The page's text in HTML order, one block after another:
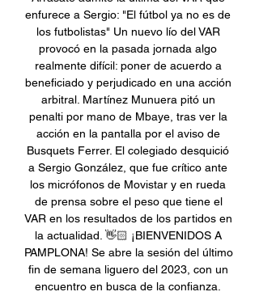
enfurece a Sergio: "El fútbol ya no es de
los futbolistas" Un nuevo lío del VAR
provocó en la pasada jornada algo
realmente difícil: poner de acuerdo a
beneficiado y perjudicado en una acción
arbitral. Martínez Munuera pitó un
penalti por mano de Mbaye, tras ver la
acción en la pantalla por el aviso de
Busquets Ferrer. El colegiado desquició
a Sergio González, que fue crítico ante
los micrófonos de Movistar y en rueda
de prensa sobre el peso que tiene el
VAR en los resultados de los partidos en
la actualidad. 👋🏻 ¡BIENVENIDOS A
PAMPLONA! Se abre la sesión del último
fin de semana liguero del 2023, con un
encuentro en busca de la confianza.